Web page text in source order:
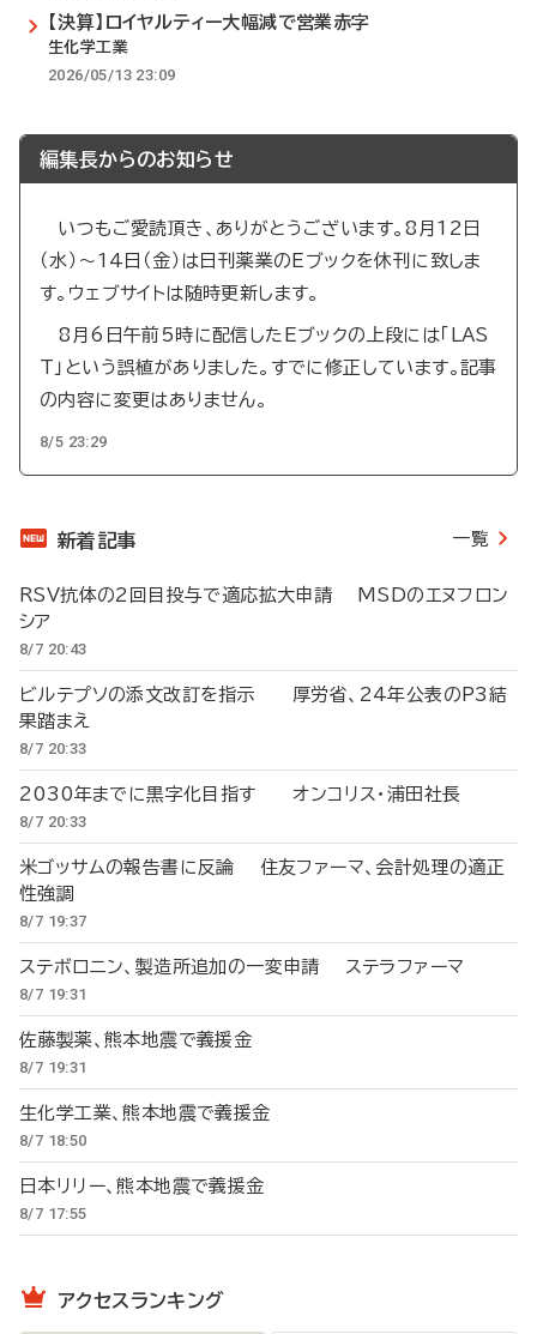
【決算】ロイヤルティー大幅減で営業赤字
生化学工業
2026/05/13 23:09
編集長からのお知らせ
いつもご愛読頂き、ありがとうございます。8月12日
（水）～14日（金）は日刊薬業のEブックを休刊に致しま
す。ウェブサイトは随時更新します。
8月6日午前5時に配信したEブックの上段には「LAS
T」という誤植がありました。すでに修正しています。記事
の内容に変更はありません。
8/5 23:29
新着記事 一覧
RSV抗体の2回目投与で適応拡大申請 MSDのエヌフロン
シア
8/7 20:43
ビルテプソの添文改訂を指示 厚労省、24年公表のP3結
果踏まえ
8/7 20:33
2030年までに黒字化目指す オンコリス・浦田社長
8/7 20:33
米ゴッサムの報告書に反論 住友ファーマ、会計処理の適正
性強調
8/7 19:37
ステボロニン、製造所追加の一変申請 ステラファーマ
8/7 19:31
佐藤製薬、熊本地震で義援金
8/7 19:31
生化学工業、熊本地震で義援金
8/7 18:50
日本リリー、熊本地震で義援金
8/7 17:55
アクセスランキング